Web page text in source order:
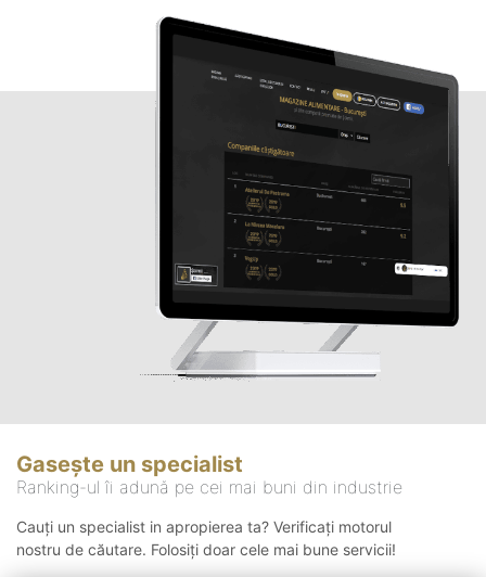
Gasește un specialist
Ranking-ul îi adună pe cei mai buni din industrie
Cauți un specialist in apropierea ta? Verificați motorul
nostru de căutare. Folosiți doar cele mai bune servicii!